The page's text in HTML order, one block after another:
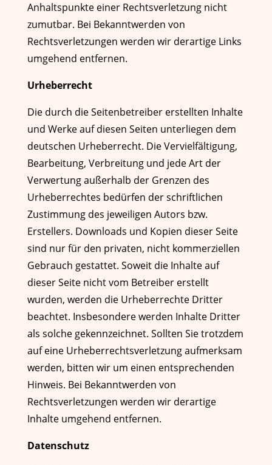
Anhaltspunkte einer Rechtsverletzung nicht
zumutbar. Bei Bekanntwerden von
Rechtsverletzungen werden wir derartige Links
umgehend entfernen.
Urheberrecht
Die durch die Seitenbetreiber erstellten Inhalte
und Werke auf diesen Seiten unterliegen dem
deutschen Urheberrecht. Die Vervielfältigung,
Bearbeitung, Verbreitung und jede Art der
Verwertung außerhalb der Grenzen des
Urheberrechtes bedürfen der schriftlichen
Zustimmung des jeweiligen Autors bzw.
Erstellers. Downloads und Kopien dieser Seite
sind nur für den privaten, nicht kommerziellen
Gebrauch gestattet. Soweit die Inhalte auf
dieser Seite nicht vom Betreiber erstellt
wurden, werden die Urheberrechte Dritter
beachtet. Insbesondere werden Inhalte Dritter
als solche gekennzeichnet. Sollten Sie trotzdem
auf eine Urheberrechtsverletzung aufmerksam
werden, bitten wir um einen entsprechenden
Hinweis. Bei Bekanntwerden von
Rechtsverletzungen werden wir derartige
Inhalte umgehend entfernen.
Datenschutz